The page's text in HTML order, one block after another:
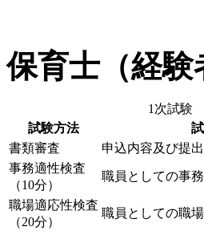
保育士（経験
1次試験
試験方法
書類審査
申込内容及び提
事務適性検査
（10分）
職員としての事
職場適応性検査
（20分）
職員としての職